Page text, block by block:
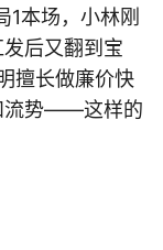
本场，小林刚
后又翻到宝
擅长做廉价快
流势——这样的